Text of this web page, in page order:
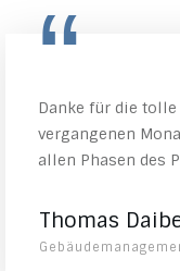
“
Danke für die
vergangenen
allen Phasen des
Thomas